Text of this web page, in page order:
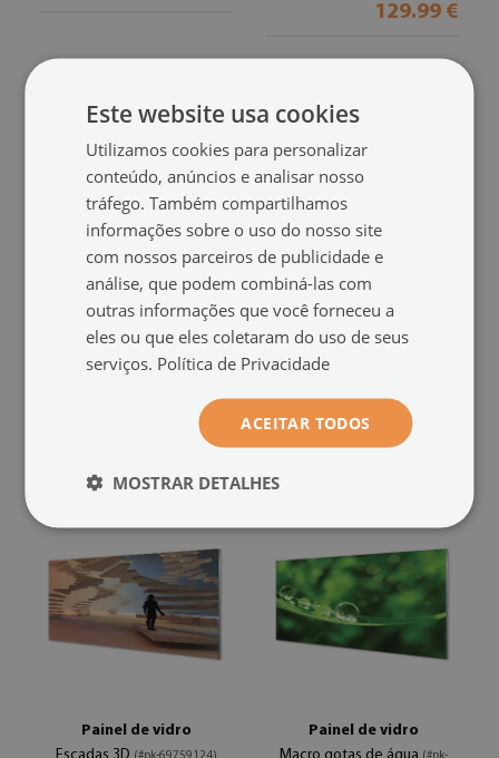
129.99 €
Painel de vidro
Pedra concreto abstrato(#pk-
70723928)
129.99 €
Painel de vidro
Túnel(#pk-70723682)
129.99 €
Painel de vidro
Painel de vidro
Este website usa cookies
Utilizamos cookies para personalizar
conteúdo, anúncios e analisar nosso
tráfego. Também compartilhamos
informações sobre o uso do nosso site
com nossos parceiros de publicidade e
análise, que podem combiná-las com
outras informações que você forneceu a
eles ou que eles coletaram do uso de seus
serviços. Política de Privacidade
ACEITAR TODOS
MOSTRAR DETALHES